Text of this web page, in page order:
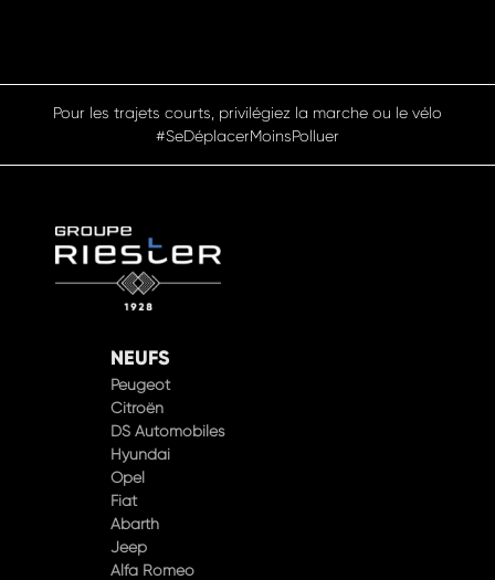
Pour les trajets courts, privilégiez la marche ou le vélo
#SeDéplacerMoinsPolluer
NEUFS
Peugeot
Citroën
DS Automobiles
Hyundai
Opel
Fiat
Abarth
Jeep
Alfa Romeo